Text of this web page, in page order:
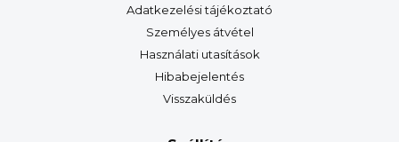
Adatkezelési tájékoztató
Személyes átvétel
Használati utasítások
Hibabejelentés
Visszaküldés